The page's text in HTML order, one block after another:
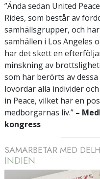
”Ända sedan United
Rides, som består av
samhällsgrupper, och
samhällen i Los Angeles
har det skett en
minskning av
som har berörts av dessa
lovordar alla individer
in Peace, vilket har en
medborgarnas liv.” –
kongress
SAMARBETAR MED
INDIEN